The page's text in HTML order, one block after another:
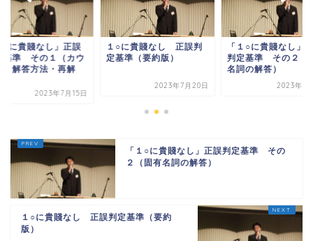
貴賤なし 正誤判
準（要約版）
「１○に貴賤なし」正誤
判定基準 その２（固有
2023年7月15日
「１○に貴賤なし」
判定基準 その１（
ント・解答方法・再
「１○に貴賤なし」正誤判定基準 その
２（固有名詞の解答）
１○に貴賤なし 正誤判定基準（要約
版）